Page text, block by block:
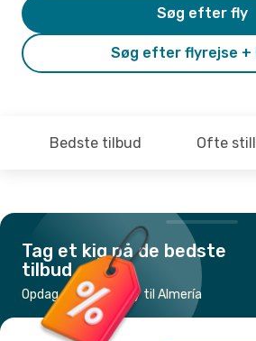
Søg efter flyrejse +
Søg efter fly
Bedste tilbud Ofte
Tag et kig på de bedste
tilbud
Opdag de billigste fly til Almería